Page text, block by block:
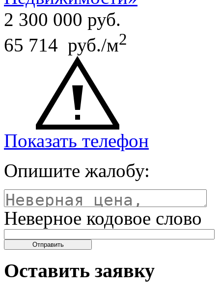
2 300 000 руб.
65 714 руб./м2
Показать телефон
Опишите жалобу:
Неверное кодовое слово
Оставить заявку